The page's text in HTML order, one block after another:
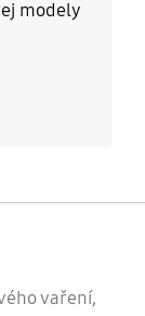
modely
vaření,